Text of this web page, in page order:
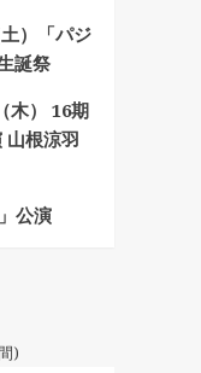
）「パジ
誕祭
木） 16期
山根涼羽
公演
)